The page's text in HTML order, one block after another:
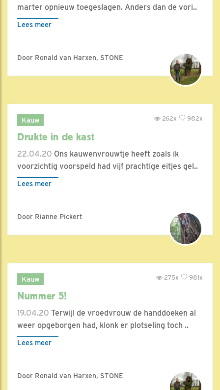
marter opnieuw toegeslagen. Anders dan de vori..
Lees meer
Door Ronald van Harxen, STONE
Kauw 982x
262x
Drukte in de kast
22.04.20 Ons kauwenvrouwtje heeft zoals ik
voorzichtig voorspeld had vijf prachtige eitjes gel..
Lees meer
Door Rianne Pickert
Kauw 981x
275x
Nummer 5!
19.04.20 Terwijl de vroedvrouw de handdoeken al
weer opgeborgen had, klonk er plotseling toch ..
Lees meer
Door Ronald van Harxen, STONE